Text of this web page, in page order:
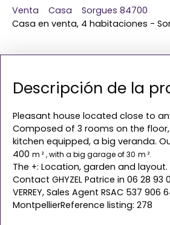
Venta Casa
Sorgues 84700
Casa en venta, 4 habitaciones -
Descripción de la
Pleasant house located close to
Composed of 3 rooms on the
kitchen equipped, a big veranda.
400 m ² , with a big garage of 30 m ².
The +: Location, garden and layout.
Contact GHYZEL Patrice in 06 28 93
VERREY, Sales Agent RSAC 537 906
MontpellierReference listing: 278